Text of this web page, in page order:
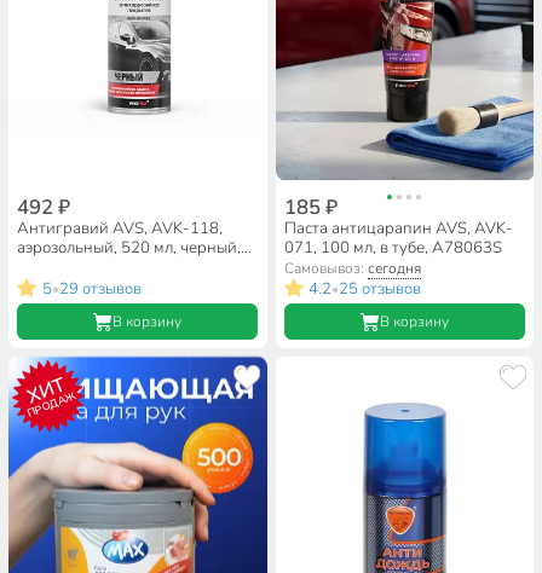
492 ₽
Антигравий AVS, AVK-118,
аэрозольный, 520 мл, черный,
5•29 отзывов
В корзину
185 ₽
Паста антицарапин AVS, AVK-
071, 100 мл, в тубе, A78063S
Самовывоз: сегодня
4.2•25 отзывов
В корзину
ХИТ
ПРОДАЖ